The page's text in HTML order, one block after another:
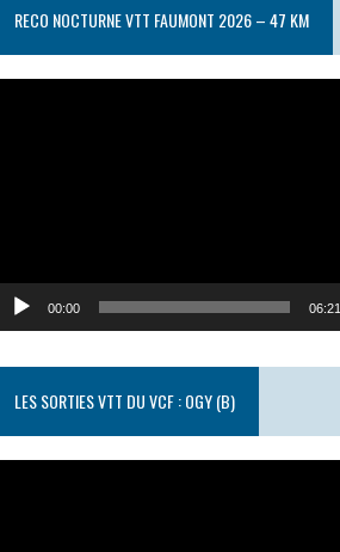
RECO NOCTURNE VTT FAUMONT 2026 – 47 KM
00:00 06:21
LES SORTIES VTT DU VCF : OGY (B)